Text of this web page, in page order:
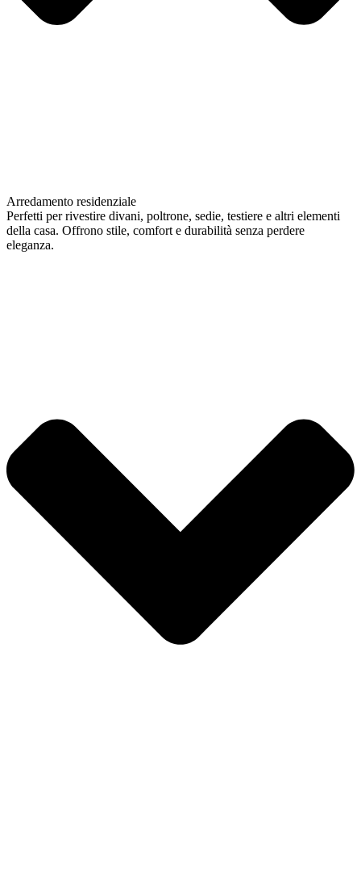
Arredamento residenziale
Perfetti per rivestire divani, poltrone, sedie, testiere e altri elementi
della casa. Offrono stile, comfort e durabilità senza perdere
eleganza.